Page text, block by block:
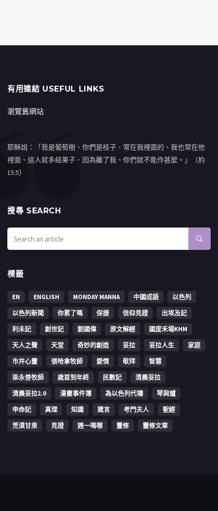
有用連結 USEFUL LINKS
瀏覽舊網站
耶穌說：「我是葡萄樹、你們是枝子．常在我裡面的、我也常在他
裡面、這人就多結果子．因為離了我、你們就不能作甚麼。」（約
15:5）
搜㝷 SEARCH
標籤
EN ENGLISH MONDAY MANNA 中國成語
以色列
以色列新聞
你累了嗎 保捷 信仰見證
出埃及記
利未記
創世記 劉國偉 原文解經
國度禾場KHM
天人之聲
天堂 奇妙的創造 妥拉 妥拉人生
家庭
市井心靈
張哈拿牧師 愛情 敬拜
智慧
梁永善牧師
歳首到年終 民數記
清晨妥拉
清晨妥拉2.0
漫畫事件簿 為以色列代禱
琴與爐
申命記
真理 知識 箴言 考門夫人
聖經
荒漠甘泉
見證 週一嗎哪 靈修 靈修文章